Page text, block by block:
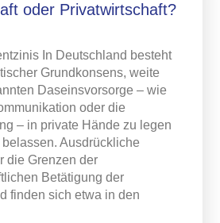
oder Privatwirtschaft?
In Deutschland besteht
Grundkonsens, weite
Daseinsvorsorge – wie
oder die
– in private Hände zu legen
Ausdrückliche
die Grenzen der
Betätigung der
finden sich etwa in den